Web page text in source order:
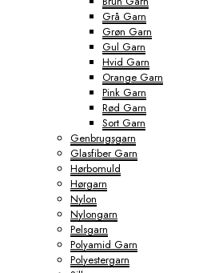
Grå Garn
Grøn Garn
Gul Garn
Hvid Garn
Orange Garn
Pink Garn
Rød Garn
Sort Garn
Genbrugsgarn
Glasfiber Garn
Hørbomuld
Hørgarn
Nylon
Nylongarn
Pelsgarn
Polyamid Garn
Polyestergarn